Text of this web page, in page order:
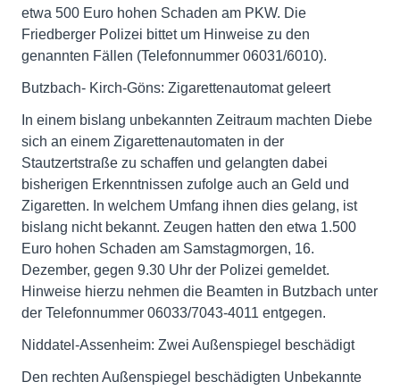
etwa 500 Euro hohen Schaden am PKW. Die
Friedberger Polizei bittet um Hinweise zu den
genannten Fällen (Telefonnummer 06031/6010).
Butzbach- Kirch-Göns: Zigarettenautomat geleert
In einem bislang unbekannten Zeitraum machten Diebe
sich an einem Zigarettenautomaten in der
Stautzertstraße zu schaffen und gelangten dabei
bisherigen Erkenntnissen zufolge auch an Geld und
Zigaretten. In welchem Umfang ihnen dies gelang, ist
bislang nicht bekannt. Zeugen hatten den etwa 1.500
Euro hohen Schaden am Samstagmorgen, 16.
Dezember, gegen 9.30 Uhr der Polizei gemeldet.
Hinweise hierzu nehmen die Beamten in Butzbach unter
der Telefonnummer 06033/7043-4011 entgegen.
Niddatel-Assenheim: Zwei Außenspiegel beschädigt
Den rechten Außenspiegel beschädigten Unbekannte